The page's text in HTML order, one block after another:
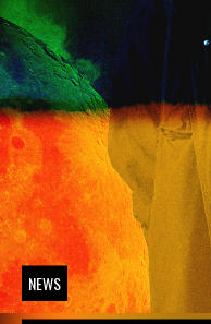
NEWS